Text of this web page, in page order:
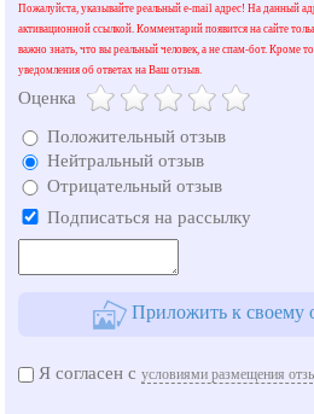
Пожалуйста, указывайте реальный e-mail адрес! На данный
активационной ссылкой. Комментарий появится на сайте
важно знать, что вы реальный человек, а не спам-бот. Кроме
уведомления об ответах на Ваш отзыв.
Оценка
Положительный отзыв
Нейтральный отзыв
Отрицательный отзыв
Подписаться на рассылку
Приложить к своему
Я согласен сусловиями размещения